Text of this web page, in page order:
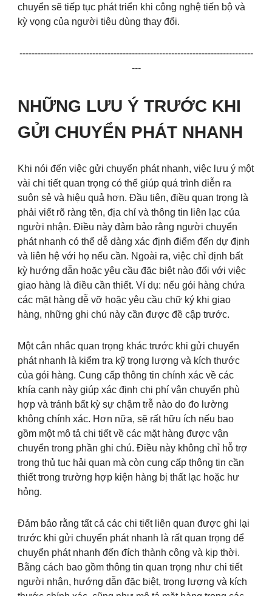
chuyển sẽ tiếp tục phát triển khi công nghệ tiến bộ và
kỳ vọng của người tiêu dùng thay đổi.
-----------------------------------------------------------------------------
---
NHỮNG LƯU Ý TRƯỚC KHI
GỬI CHUYỂN PHÁT NHANH
Khi nói đến việc gửi chuyển phát nhanh, việc lưu ý một
vài chi tiết quan trọng có thể giúp quá trình diễn ra
suôn sẻ và hiệu quả hơn. Đầu tiên, điều quan trọng là
phải viết rõ ràng tên, địa chỉ và thông tin liên lạc của
người nhận. Điều này đảm bảo rằng người chuyển
phát nhanh có thể dễ dàng xác định điểm đến dự định
và liên hệ với họ nếu cần. Ngoài ra, việc chỉ định bất
kỳ hướng dẫn hoặc yêu cầu đặc biệt nào đối với việc
giao hàng là điều cần thiết. Ví dụ: nếu gói hàng chứa
các mặt hàng dễ vỡ hoặc yêu cầu chữ ký khi giao
hàng, những ghi chú này cần được đề cập trước.
Một cân nhắc quan trọng khác trước khi gửi chuyển
phát nhanh là kiểm tra kỹ trọng lượng và kích thước
của gói hàng. Cung cấp thông tin chính xác về các
khía cạnh này giúp xác định chi phí vận chuyển phù
hợp và tránh bất kỳ sự chậm trễ nào do đo lường
không chính xác. Hơn nữa, sẽ rất hữu ích nếu bao
gồm một mô tả chi tiết về các mặt hàng được vận
chuyển trong phần ghi chú. Điều này không chỉ hỗ trợ
trong thủ tục hải quan mà còn cung cấp thông tin cần
thiết trong trường hợp kiện hàng bị thất lạc hoặc hư
hỏng.
Đảm bảo rằng tất cả các chi tiết liên quan được ghi lại
trước khi gửi chuyển phát nhanh là rất quan trọng để
chuyển phát nhanh đến đích thành công và kịp thời.
Bằng cách bao gồm thông tin quan trọng như chi tiết
người nhận, hướng dẫn đặc biệt, trọng lượng và kích